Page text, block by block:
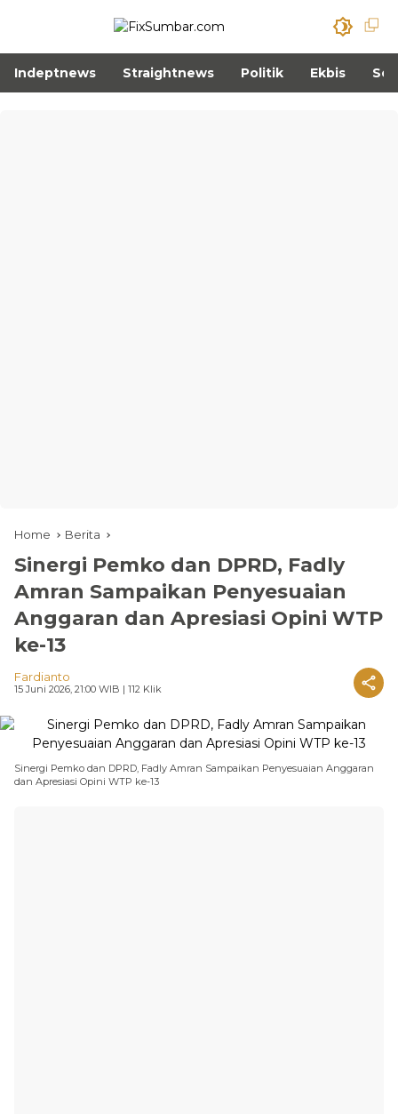
Indeptnews Straightnews Politik Ekbis
Home Berita
Sinergi Pemko dan DPRD, Fadly
Amran Sampaikan Penyesuaian
Anggaran dan Apresiasi Opini WTP
ke-13
Fardianto
15 Juni 2026, 21:00 WIB | 112 Klik
Sinergi Pemko dan DPRD, Fadly Amran Sampaikan Penyesuaian Anggaran
dan Apresiasi Opini WTP ke-13